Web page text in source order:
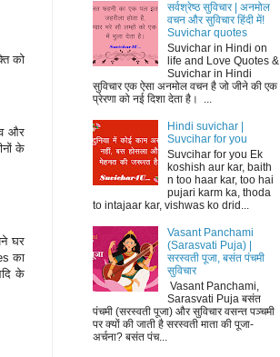
को
और
के
घर
का
के
सर्वश्रेष्ठ सुविचार | अनमोल
वचन और सुविचार हिंदी में!
Suvichar quotes
Suvichar in Hindi on
life and Love Quotes &
Suvichar in Hindi
सुविचार एक ऐसा अनमोल वचन है जो जीने की एक
प्रेरणा को नई दिशा देता है। ...
Hindi suvichar |
Suvcihar for you
Suvcihar for you Ek
koshish aur kar, baith
n too haar kar, too hai
pujari karm ka, thoda
to intajaar kar, vishwas ko drid...
Vasant Panchami
(Sarasvati Puja) |
सरस्वती पूजा, बसंत पंचमी
सुविचार
Vasant Panchami,
Sarasvati Puja बसंत
पंचमी (सरस्वती पूजा) और सुविचार वसन्त पञ्चमी
पर क्यों की जाती है सरस्वती माता की पूजा-
अर्चना? बसंत पंच...